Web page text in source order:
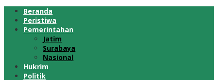
Beranda
Peristiwa
Pemerintahan
Jatim
Surabaya
Nasional
Hukrim
Politik